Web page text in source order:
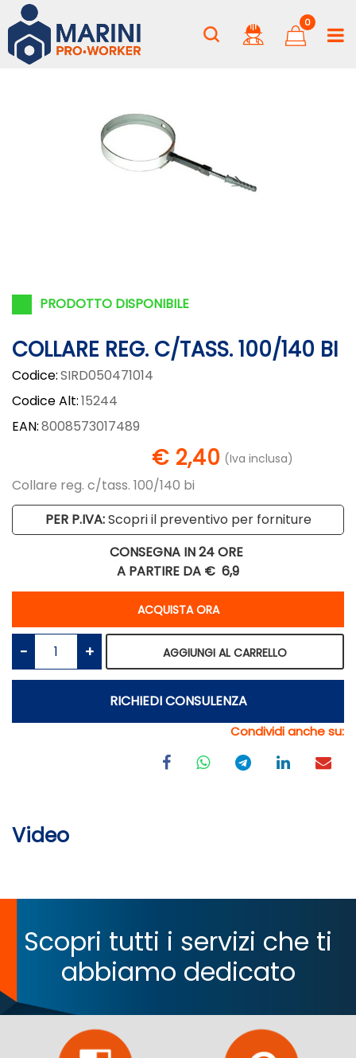
0
PRODOTTO DISPONIBILE
COLLARE REG. C/TASS. 100/140 BI
Codice:SIRD050471014
Codice Alt:15244
EAN:8008573017489
€ 2,40 (Iva inclusa)
Collare reg. c/tass. 100/140 bi
PER P.IVA:Scopri il preventivo per forniture
CONSEGNA IN 24 ORE
A PARTIRE DA € 6,9
ACQUISTA ORA
Quantità
AGGIUNGI AL CARRELLO
RICHIEDI CONSULENZA
Condividi anche su:
Video
Scopri tutti i servizi che ti
abbiamo dedicato